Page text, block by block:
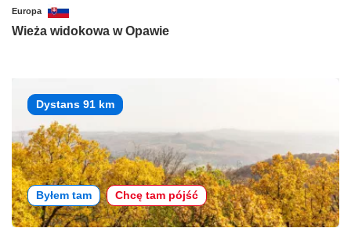
Europa
Wieża widokowa w Opawie
Dystans 91 km
Byłem tam Chcę tam pójść